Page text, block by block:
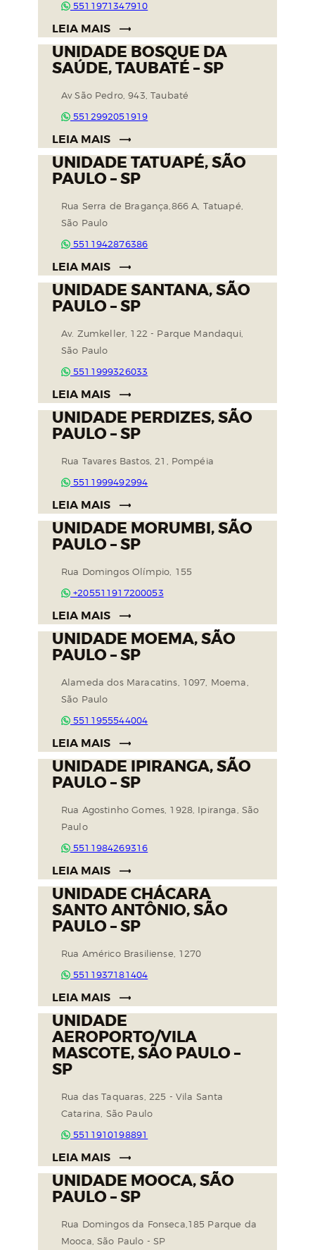
5511971347910
LEIA MAIS
UNIDADE BOSQUE DA
SAÚDE, TAUBATÉ – SP
Av São Pedro, 943, Taubaté
5512992051919
LEIA MAIS
UNIDADE TATUAPÉ, SÃO
PAULO – SP
Rua Serra de Bragança,866 A, Tatuapé,
São Paulo
5511942876386
LEIA MAIS
UNIDADE SANTANA, SÃO
PAULO – SP
Av. Zumkeller, 122 - Parque Mandaqui,
São Paulo
5511999326033
LEIA MAIS
UNIDADE PERDIZES, SÃO
PAULO – SP
Rua Tavares Bastos, 21, Pompéia
5511999492994
LEIA MAIS
UNIDADE MORUMBI, SÃO
PAULO – SP
Rua Domingos Olímpio, 155
+205511917200053
LEIA MAIS
UNIDADE MOEMA, SÃO
PAULO – SP
Alameda dos Maracatins, 1097, Moema,
São Paulo
5511955544004
LEIA MAIS
UNIDADE IPIRANGA, SÃO
PAULO – SP
Rua Agostinho Gomes, 1928, Ipiranga, São
Paulo
5511984269316
LEIA MAIS
UNIDADE CHÁCARA
SANTO ANTÔNIO, SÃO
PAULO – SP
Rua Américo Brasiliense, 1270
5511937181404
LEIA MAIS
UNIDADE
AEROPORTO/VILA
MASCOTE, SÃO PAULO –
SP
Rua das Taquaras, 225 - Vila Santa
Catarina, São Paulo
5511910198891
LEIA MAIS
UNIDADE MOOCA, SÃO
PAULO – SP
Rua Domingos da Fonseca,185 Parque da
Mooca, São Paulo - SP